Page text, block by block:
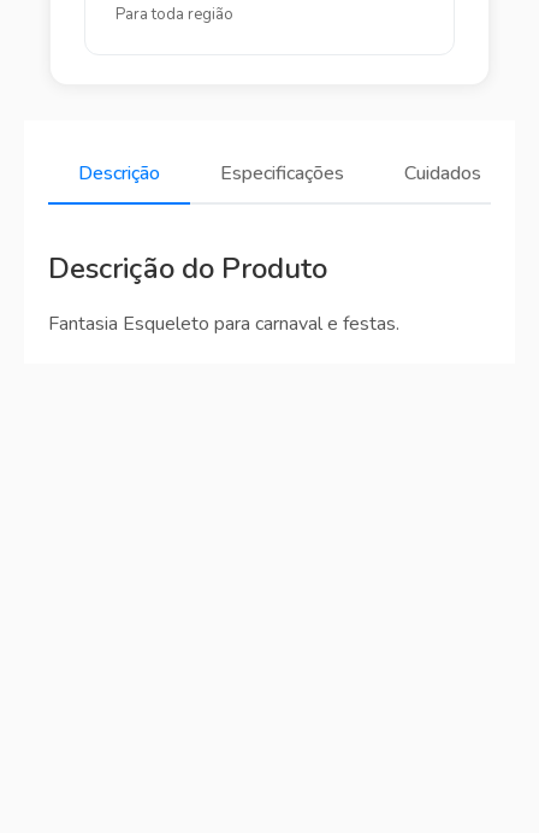
Para toda região
Descrição Especificações Cuidados
Descrição do Produto
Fantasia Esqueleto para carnaval e festas.